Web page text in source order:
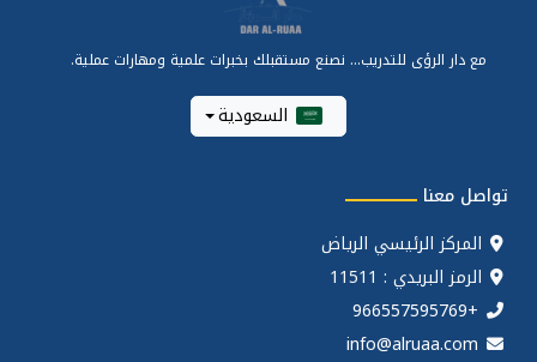
مع دار الرؤى للتدريب... نصنع مستقبلك بخبرات علمية ومهارات عملية.
السعودية
تواصل معنا
المركز الرئيسي الرياض
الرمز البريدي : 11511
+966557595769
info@alruaa.com